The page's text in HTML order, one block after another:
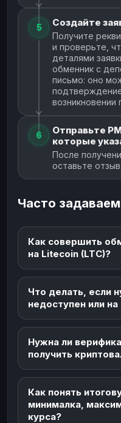
5 Создайте
Получите
и проверьте,
деталями
обменник с
письмо: оно
возникновении
6
Отправьте
которые
После
оставьте отзыв.
Часто
Как совершить
на Litecoin (LTC)?
Что делать, если
недоступен или
Нужна ли
получить
Как понять
минималка,
курса?